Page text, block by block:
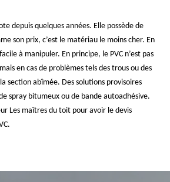
depuis quelques années. Elle possède de
son prix, c’est le matériau le moins cher. En
à manipuler. En principe, le PVC n’est pas
en cas de problèmes tels des trous ou des
section abîmée. Des solutions provisoires
spray bitumeux ou de bande autoadhésive.
Les maîtres du toit pour avoir le devis